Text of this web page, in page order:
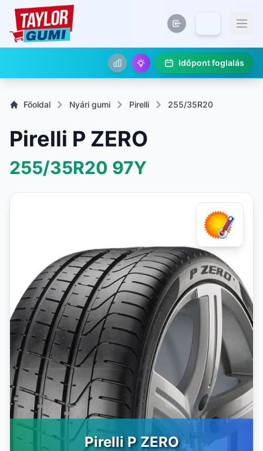
Időpont foglalás
Főoldal Nyári gumi Pirelli 255/35R20
Pirelli P ZERO
255/35R20 97Y
Pirelli P ZERO